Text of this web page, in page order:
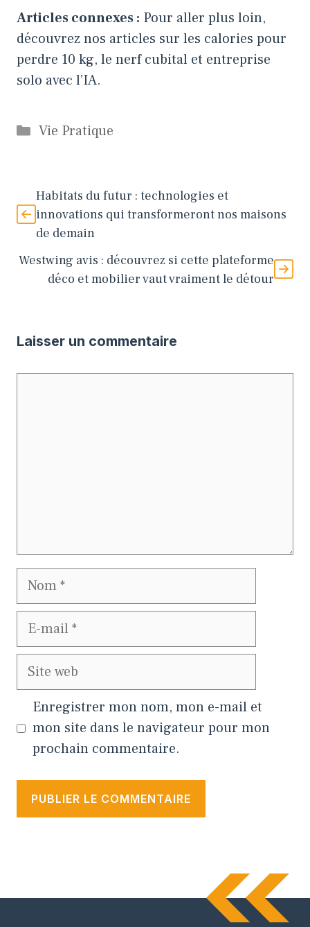
Articles connexes : Pour aller plus loin,
découvrez nos articles sur les calories pour
perdre 10 kg, le nerf cubital et entreprise
solo avec l’IA.
Catégories
Vie Pratique
Habitats du futur : technologies et
innovations qui transformeront nos maisons
de demain
Westwing avis : découvrez si cette plateforme
déco et mobilier vaut vraiment le détour
Laisser un commentaire
Nom
E-
mail
Site
web
Enregistrer mon nom, mon e-mail et
mon site dans le navigateur pour mon
prochain commentaire.